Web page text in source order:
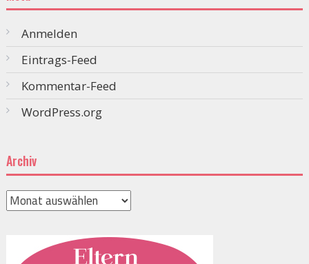
Anmelden
Eintrags-Feed
Kommentar-Feed
WordPress.org
Archiv
Archiv